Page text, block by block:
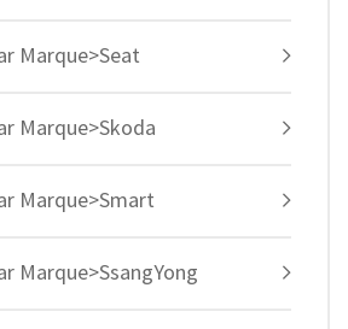
Marque>Seat
Marque>Skoda
Marque>Smart
Marque>SsangYong